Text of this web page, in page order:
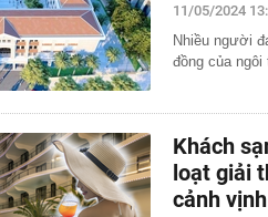
11/05/2024
Nhiều người
đồng của ngôi
Khách
loạt giải
cảnh